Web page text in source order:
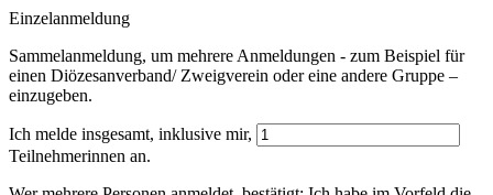
Einzelanmeldung
Sammelanmeldung, um mehrere Anmeldungen - zum Beispiel für
einen Diözesanverband/ Zweigverein oder eine andere Gruppe –
einzugeben.
Ich melde insgesamt, inklusive mir,
Teilnehmerinnen an.